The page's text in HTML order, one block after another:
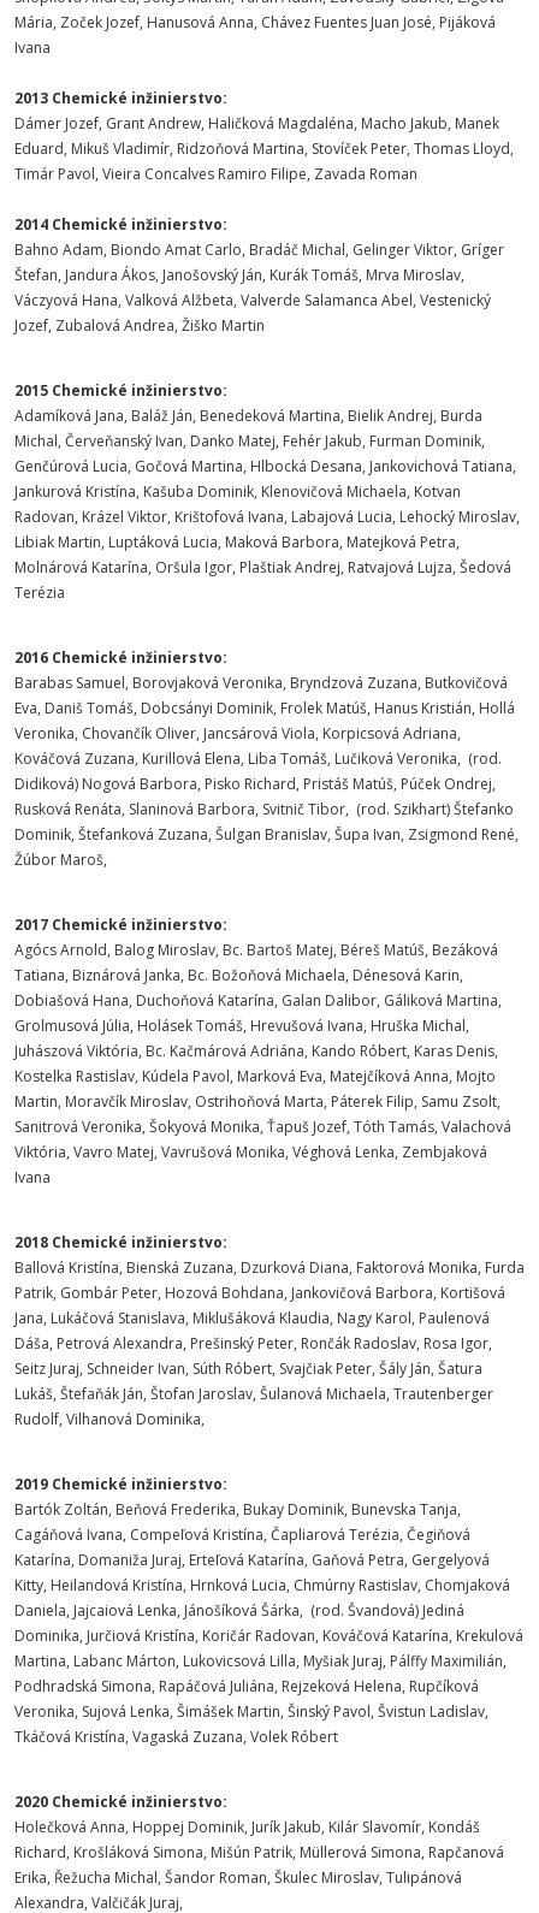
Mária, Zoček Jozef, Hanusová Anna, Chávez Fuentes Juan José, Pijáková
Ivana
2013 Chemické inžinierstvo:
Dámer Jozef, Grant Andrew, Haličková Magdaléna, Macho Jakub, Manek
Eduard, Mikuš Vladimír, Ridzoňová Martina, Stovíček Peter, Thomas Lloyd,
Timár Pavol, Vieira Concalves Ramiro Filipe, Zavada Roman
2014 Chemické inžinierstvo:
Bahno Adam, Biondo Amat Carlo, Bradáč Michal, Gelinger Viktor, Gríger
Štefan, Jandura Ákos, Janošovský Ján, Kurák Tomáš, Mrva Miroslav,
Váczyová Hana, Valková Alžbeta, Valverde Salamanca Abel, Vestenický
Jozef, Zubalová Andrea, Žiško Martin
2015 Chemické inžinierstvo:
Adamíková Jana, Baláž Ján, Benedeková Martina, Bielik Andrej, Burda
Michal, Červeňanský Ivan, Danko Matej, Fehér Jakub, Furman Dominik,
Genčúrová Lucia, Gočová Martina, Hlbocká Desana, Jankovichová Tatiana,
Jankurová Kristína, Kašuba Dominik, Klenovičová Michaela, Kotvan
Radovan, Krázel Viktor, Krištofová Ivana, Labajová Lucia, Lehocký Miroslav,
Libiak Martin, Luptáková Lucia, Maková Barbora, Matejková Petra,
Molnárová Katarína, Oršula Igor, Plaštiak Andrej, Ratvajová Lujza, Šedová
Terézia
2016 Chemické inžinierstvo:
Barabas Samuel, Borovjaková Veronika, Bryndzová Zuzana, Butkovičová
Eva, Daniš Tomáš, Dobcsányi Dominik, Frolek Matúš, Hanus Kristián, Hollá
Veronika, Chovančík Oliver, Jancsárová Viola, Korpicsová Adriana,
Kováčová Zuzana, Kurillová Elena, Liba Tomáš, Lučiková Veronika, (rod.
Didiková) Nogová Barbora, Pisko Richard, Pristáš Matúš, Púček Ondrej,
Rusková Renáta, Slaninová Barbora, Svitnič Tibor, (rod. Szikhart) Štefanko
Dominik, Štefanková Zuzana, Šulgan Branislav, Šupa Ivan, Zsigmond René,
Žúbor Maroš,
2017 Chemické inžinierstvo:
Agócs Arnold, Balog Miroslav, Bc. Bartoš Matej, Béreš Matúš, Bezáková
Tatiana, Biznárová Janka, Bc. Božoňová Michaela, Dénesová Karin,
Dobiašová Hana, Duchoňová Katarína, Galan Dalibor, Gáliková Martina,
Grolmusová Júlia, Holásek Tomáš, Hrevušová Ivana, Hruška Michal,
Juhászová Viktória, Bc. Kačmárová Adriána, Kando Róbert, Karas Denis,
Kostelka Rastislav, Kúdela Pavol, Marková Eva, Matejčíková Anna, Mojto
Martin, Moravčík Miroslav, Ostrihoňová Marta, Páterek Filip, Samu Zsolt,
Sanitrová Veronika, Šokyová Monika, Ťapuš Jozef, Tóth Tamás, Valachová
Viktória, Vavro Matej, Vavrušová Monika, Véghová Lenka, Zembjaková
Ivana
2018 Chemické inžinierstvo:
Ballová Kristína, Bienská Zuzana, Dzurková Diana, Faktorová Monika, Furda
Patrik, Gombár Peter, Hozová Bohdana, Jankovičová Barbora, Kortišová
Jana, Lukáčová Stanislava, Miklušáková Klaudia, Nagy Karol, Paulenová
Dáša, Petrová Alexandra, Prešinský Peter, Rončák Radoslav, Rosa Igor,
Seitz Juraj, Schneider Ivan, Súth Róbert, Svajčiak Peter, Šály Ján, Šatura
Lukáš, Štefaňák Ján, Štofan Jaroslav, Šulanová Michaela, Trautenberger
Rudolf, Vilhanová Dominika,
2019 Chemické inžinierstvo:
Bartók Zoltán, Beňová Frederika, Bukay Dominik, Bunevska Tanja,
Cagáňová Ivana, Compeľová Kristína, Čapliarová Terézia, Čegiňová
Katarína, Domaniža Juraj, Erteľová Katarína, Gaňová Petra, Gergelyová
Kitty, Heilandová Kristína, Hrnková Lucia, Chmúrny Rastislav, Chomjaková
Daniela, Jajcaiová Lenka, Jánošíková Šárka, (rod. Švandová) Jediná
Dominika, Jurčiová Kristína, Koričár Radovan, Kováčová Katarína, Krekulová
Martina, Labanc Márton, Lukovicsová Lilla, Myšiak Juraj, Pálffy Maximilián,
Podhradská Simona, Rapáčová Juliána, Rejzeková Helena, Rupčíková
Veronika, Sujová Lenka, Šimášek Martin, Šinský Pavol, Švistun Ladislav,
Tkáčová Kristína, Vagaská Zuzana, Volek Róbert
2020 Chemické inžinierstvo:
Holečková Anna, Hoppej Dominik, Jurík Jakub, Kilár Slavomír, Kondáš
Richard, Krošláková Simona, Mišún Patrik, Müllerová Simona, Rapčanová
Erika, Řežucha Michal, Šandor Roman, Škulec Miroslav, Tulipánová
Alexandra, Valčičák Juraj,